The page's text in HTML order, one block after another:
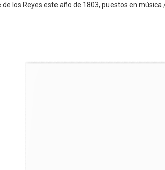
los Reyes este año de 1803, puestos en